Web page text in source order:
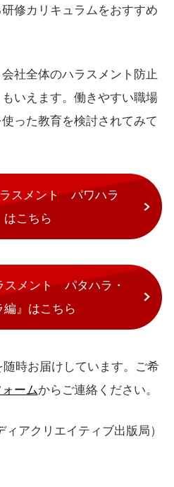
修カリキュラムをおすすめ
社全体のハラスメント防止
いえます。働きやすい職場
った教育を検討されてみて
スメント パワハラ
はこちら
スメント パタハラ・
編』はこちら
時お届けしています。ご希
ームからご連絡ください。
アクリエイティブ出版局）